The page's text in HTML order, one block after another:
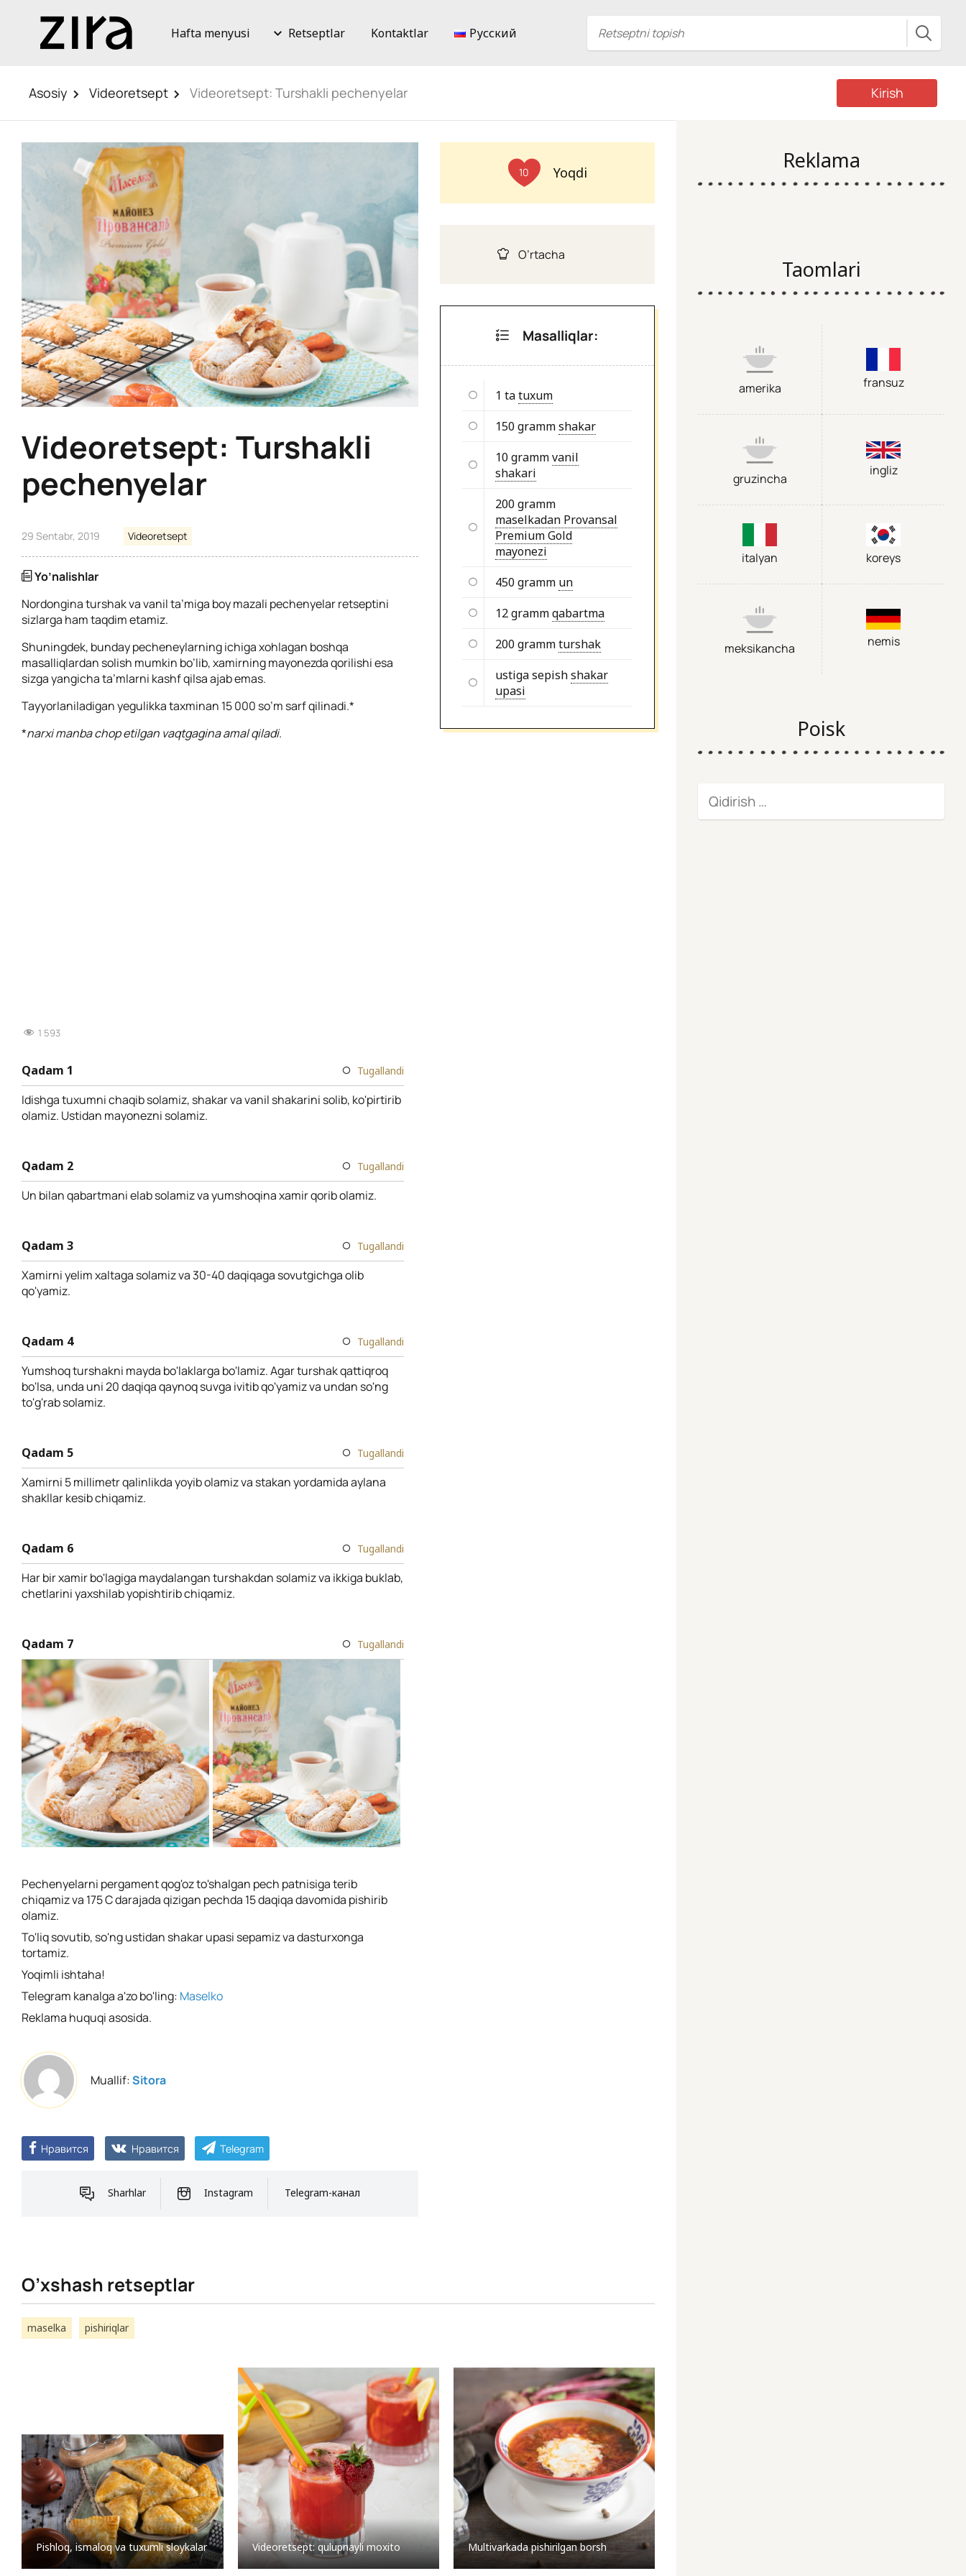
Hafta menyusi Retseptlar Kontaktlar Русский
Asosiy Videoretsept Videoretsept: Turshakli pechenyelar Kirish
Videoretsept: Turshakli
pechenyelar
29 Sentabr, 2019 Videoretsept
Yo’nalishlar
Nordongina turshak va vanil ta’miga boy mazali pechenyelar retseptini
sizlarga ham taqdim etamiz.
Shuningdek, bunday pecheneylarning ichiga xohlagan boshqa
masalliqlardan solish mumkin bo’lib, xamirning mayonezda qorilishi esa
sizga yangicha ta’mlarni kashf qilsa ajab emas.
Tayyorlaniladigan yegulikka taxminan 15 000 so’m sarf qilinadi.*
*narxi manba chop etilgan vaqtgagina amal qiladi.
1 593
Qadam 1 Tugallandi
Idishga tuxumni chaqib solamiz, shakar va vanil shakarini solib, ko'pirtirib
olamiz. Ustidan mayonezni solamiz.
Qadam 2 Tugallandi
Un bilan qabartmani elab solamiz va yumshoqina xamir qorib olamiz.
Qadam 3 Tugallandi
Xamirni yelim xaltaga solamiz va 30-40 daqiqaga sovutgichga olib
qo'yamiz.
Qadam 4 Tugallandi
Yumshoq turshakni mayda bo'laklarga bo'lamiz. Agar turshak qattiqroq
bo'lsa, unda uni 20 daqiqa qaynoq suvga ivitib qo'yamiz va undan so'ng
to'g'rab solamiz.
Qadam 5 Tugallandi
Xamirni 5 millimetr qalinlikda yoyib olamiz va stakan yordamida aylana
shakllar kesib chiqamiz.
Qadam 6 Tugallandi
Har bir xamir bo'lagiga maydalangan turshakdan solamiz va ikkiga buklab,
chetlarini yaxshilab yopishtirib chiqamiz.
Qadam 7 Tugallandi
Pechenyelarni pergament qog'oz to'shalgan pech patnisiga terib
chiqamiz va 175 C darajada qizigan pechda 15 daqiqa davomida pishirib
olamiz.
To'liq sovutib, so'ng ustidan shakar upasi sepamiz va dasturxonga
tortamiz.
Yoqimli ishtaha!
Telegram kanalga a'zo bo'ling: Maselko
Reklama huquqi asosida.
Muallif:Sitora
Нравится Нравится Telegram
Sharhlar Instagram Telegram-канал
10 Yoqdi
O’rtacha
Masalliqlar:
1 tatuxum
150 grammshakar
10 grammvanil
shakari
200 gramm
maselkadan Provansal
Premium Gold
mayonezi
450 gramm un
12 grammqabartma
200 grammturshak
ustiga sepishshakar
upasi
O’xshash retseptlar
maselka pishiriqlar
Pishloq, ismaloq va tuxumli sloykalar Videoretsept: qulupnayli moxito Multivarkada pishirilgan borsh
Reklama
Taomlari
amerika fransuz
gruzincha
ingliz
italyan koreys
meksikancha nemis
Poisk